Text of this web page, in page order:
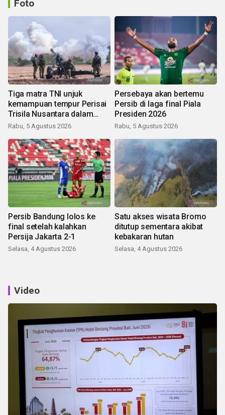
Foto
Tiga matra TNI unjuk
kemampuan tempur Perisai
Trisila Nusantara dalam
latihan di Kepri
Rabu, 5 Agustus 2026
Persebaya akan bertemu
Persib di laga final Piala
Presiden 2026
Rabu, 5 Agustus 2026
Persib Bandung lolos ke
final setelah kalahkan
Persija Jakarta 2-1
Selasa, 4 Agustus 2026
Satu akses wisata Bromo
ditutup sementara akibat
kebakaran hutan
Selasa, 4 Agustus 2026
Video